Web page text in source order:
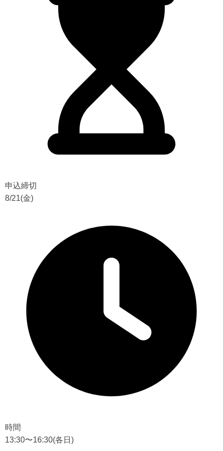
申込締切
8/21(金)
時間
13:30〜16:30(各日)